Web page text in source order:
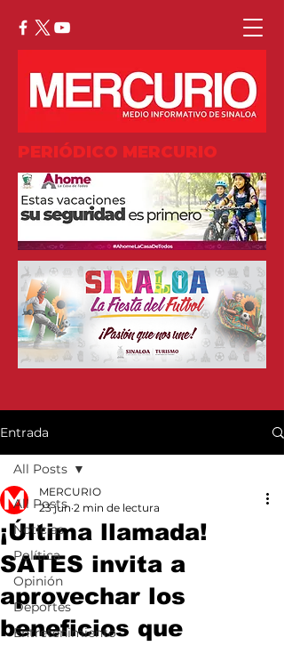
PERIÓDICO MERCURIO
Entrada
All Posts
Noticias
Política
Opinión
Deportes
Entretenimiento
All Posts
¡Última llamada!
SATES invita a
aprovechar los
beneficios que
MERCURIO
23 jun 2 min de lectura